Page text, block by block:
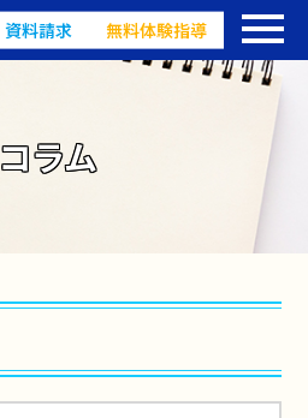
資料請求 無料体験指導
コラム